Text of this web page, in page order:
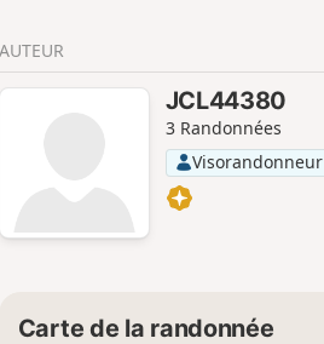
AUTEUR
JCL44380
3 Randonnées
Visorandonneur
Carte de la randonnée